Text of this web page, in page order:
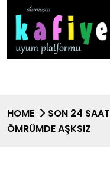
HOME SON 24 SAAT
ÖMRÜMDE AŞKSIZ